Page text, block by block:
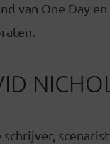
van One Day